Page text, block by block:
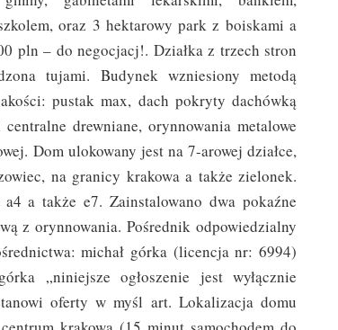
oraz 3 hektarowy park z boiskami a
pln – do negocjacj!. Działka z trzech stron
tujami. Budynek wzniesiony metodą
pustak max, dach pokryty dachówką
drewniane, orynnowania metalowe
Dom ulokowany jest na 7-arowej działce,
na granicy krakowa a także zielonek.
a także e7. Zainstalowano dwa pokaźne
z orynnowania. Pośrednik odpowiedzialny
michał górka (licencja nr: 6994)
„niniejsze ogłoszenie jest wyłącznie
oferty w myśl art. Lokalizacja domu